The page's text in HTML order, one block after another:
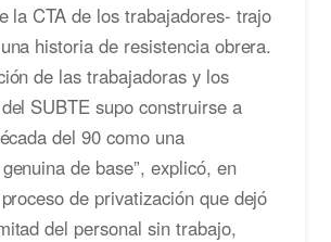
la CTA de los trabajadores- trajo
historia de resistencia obrera.
de las trabajadoras y los
SUBTE supo construirse a
del 90 como una
de base”, explicó, en
de privatización que dejó
del personal sin trabajo,